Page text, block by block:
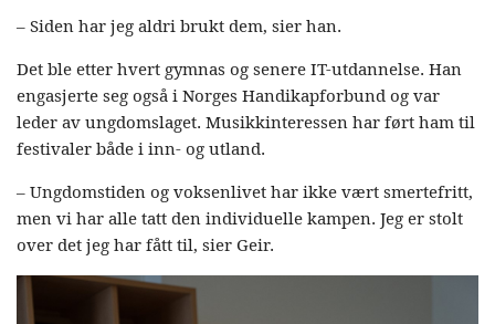
– Siden har jeg aldri brukt dem, sier han.
Det ble etter hvert gymnas og senere IT-utdannelse. Han
engasjerte seg også i Norges Handikapforbund og var
leder av ungdomslaget. Musikkinteressen har ført ham til
festivaler både i inn- og utland.
– Ungdomstiden og voksenlivet har ikke vært smertefritt,
men vi har alle tatt den individuelle kampen. Jeg er stolt
over det jeg har fått til, sier Geir.